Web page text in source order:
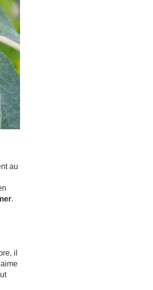
au
.
il